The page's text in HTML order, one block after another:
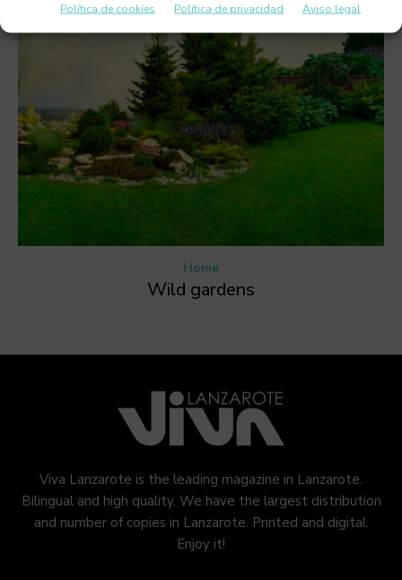
Política de cookies Política de privacidad Aviso legal
Home
Wild gardens
Viva Lanzarote is the leading magazine in Lanzarote.
Bilingual and high quality. We have the largest distribution
and number of copies in Lanzarote. Printed and digital.
Enjoy it!